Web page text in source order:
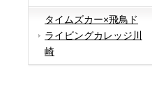
タイムズカー×飛鳥ド
ライビングカレッジ川
崎